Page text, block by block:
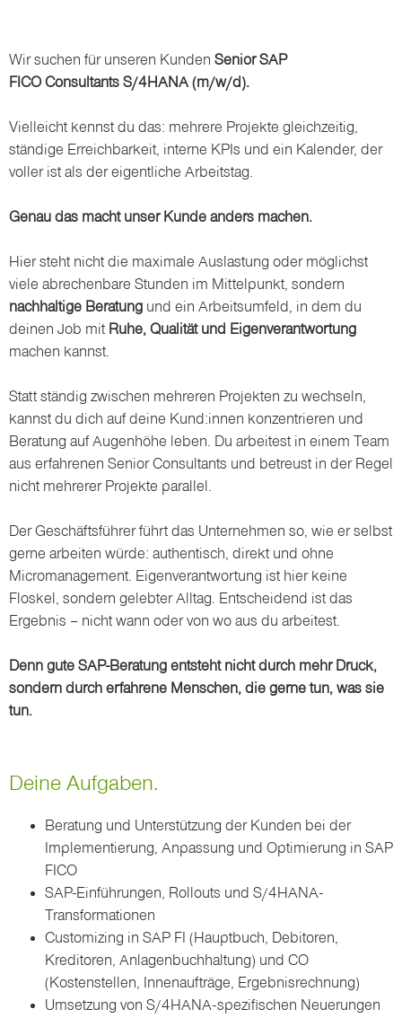
Wir suchen für unseren Kunden Senior SAP
FICO Consultants S/4HANA(m/w/d).
Vielleicht kennst du das: mehrere Projekte gleichzeitig,
ständige Erreichbarkeit, interne KPIs und ein Kalender, der
voller ist als der eigentliche Arbeitstag.
Genau das macht unser Kunde anders machen.
Hier steht nicht die maximale Auslastung oder möglichst
viele abrechenbare Stunden im Mittelpunkt, sondern
nachhaltige Beratung und ein Arbeitsumfeld, in dem du
deinen Job mit Ruhe, Qualität und Eigenverantwortung
machen kannst.
Statt ständig zwischen mehreren Projekten zu wechseln,
kannst du dich auf deine Kund:innen konzentrieren und
Beratung auf Augenhöhe leben. Du arbeitest in einem Team
aus erfahrenen Senior Consultants und betreust in der Regel
nicht mehrerer Projekte parallel.
Der Geschäftsführer führt das Unternehmen so, wie er selbst
gerne arbeiten würde: authentisch, direkt und ohne
Micromanagement. Eigenverantwortung ist hier keine
Floskel, sondern gelebter Alltag. Entscheidend ist das
Ergebnis – nicht wann oder von wo aus du arbeitest.
Denn gute SAP-Beratung entsteht nicht durch mehr Druck,
sondern durch erfahrene Menschen, die gerne tun, was sie
tun.
Deine Aufgaben.
Beratung und Unterstützung der Kunden bei der
Implementierung, Anpassung und Optimierung in SAP
FICO
SAP-Einführungen, Rollouts und S/4HANA-
Transformationen
Customizing in SAP FI (Hauptbuch, Debitoren,
Kreditoren, Anlagenbuchhaltung) und CO
(Kostenstellen, Innenaufträge, Ergebnisrechnung)
Umsetzung von S/4HANA-spezifischen Neuerungen